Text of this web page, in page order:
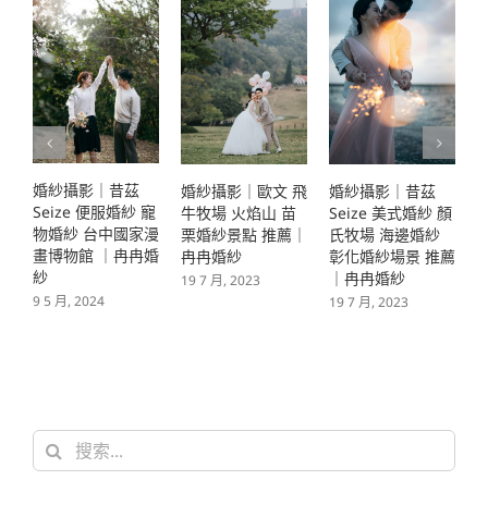
漫
婚
婚紗攝影｜歐文 飛
牛牧場 火焰山 苗
栗婚紗景點 推薦｜
冉冉婚紗
婚紗攝影｜昔茲
Seize 美式婚紗 顏
氏牧場 海邊婚紗
彰化婚紗場景 推薦
｜冉冉婚紗
婚紗攝影｜昔茲
Seize 復古婚紗 咖
啡廳 彰化婚紗景點
｜冉冉婚紗
19 7 月, 2023
搜